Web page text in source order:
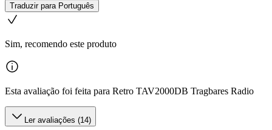
Traduzir para Português
Sim, recomendo este produto
Esta avaliação foi feita para Retro TAV2000DB Tragbares Radio
Ler avaliações (14)